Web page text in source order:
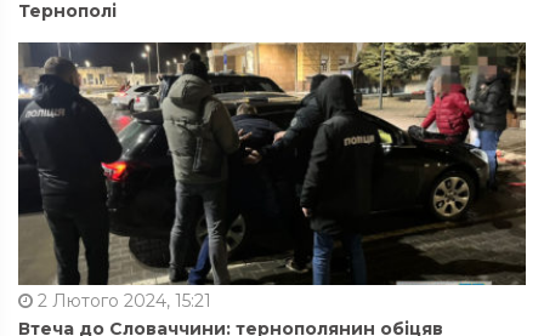
Тернополі
2 Лютого 2024, 15:21
Втеча до Словаччини: тернополянин обіцяв